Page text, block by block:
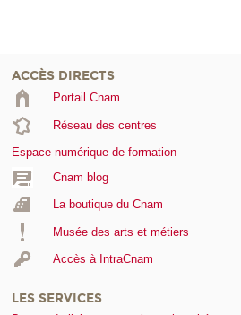
ACCÈS DIRECTS
Portail Cnam
Réseau des centres
Espace numérique de formation
Cnam blog
La boutique du Cnam
Musée des arts et métiers
Accès à IntraCnam
LES SERVICES